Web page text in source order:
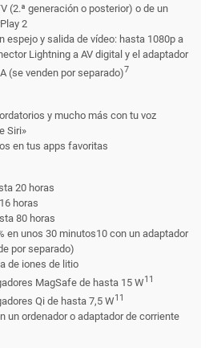
(2.ª generación o posterior) o de un
2
espejo y salida de vídeo: hasta 1080p a
Lightning a AV digital y el adaptador
(se venden por separado)7
y mucho más con tu voz
Siri»
en tus apps favoritas
20 horas
horas
80 horas
en unos 30 minutos10 con un adaptador
por separado)
de iones de litio
MagSafe de hasta 15 W11
Qi de hasta 7,5 W11
un ordenador o adaptador de corriente